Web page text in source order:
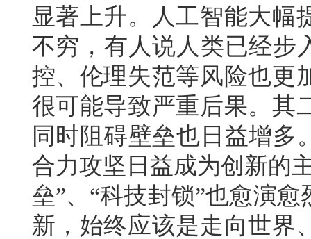
显著上升。人工智能大幅
不穷，有人说人类已经步
控、伦理失范等风险也更
很可能导致严重后果。其
同时阻碍壁垒也日益增多
合力攻坚日益成为创新的
垒”、“科技封锁”也愈演
新，始终应该是走向世界